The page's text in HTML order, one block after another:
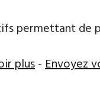
permettant
plus-Envoyez